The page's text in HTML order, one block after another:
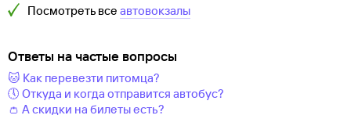
Посмотреть все автовокзалы
Ответы на частые вопросы
🐱 Как перевезти питомца?
🕔 Откуда и когда отправится автобус?
👛 А скидки на билеты есть?